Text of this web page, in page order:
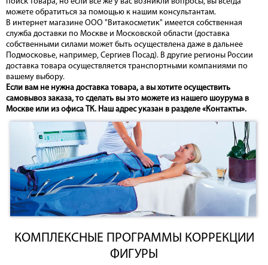
можете обратиться за помощью к нашим консультантам.
В интернет магазине ООО "Витакосметик" имеется собственная
служба доставки по Москве и Московской области (доставка
собственными силами может быть осуществлена даже в дальнее
Подмосковье, например, Сергиев Посад). В другие регионы России
доставка товара осуществляется транспортными компаниями по
вашему выбору.
Если вам не нужна доставка товара, а вы хотите осуществить
самовывоз заказа, то сделать вы это можете из нашего шоурума в
Москве или из офиса ТК. Наш адрес указан в разделе «Контакты».
КОМПЛЕКСНЫЕ ПРОГРАММЫ КОРРЕКЦИИ
ФИГУРЫ